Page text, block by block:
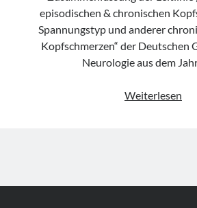
episodischen & chronischen
Spannungstyp und anderer
Kopfschmerzen“ der Deutschen
Neurologie aus dem
Weiterlesen